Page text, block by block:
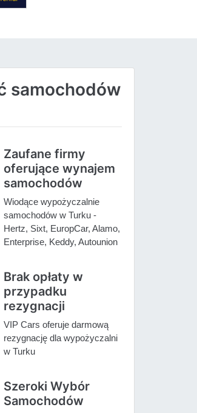
samochodów
Zaufane firmy
oferujące wynajem
samochodów
Wiodące wypożyczalnie
samochodów w Turku -
Hertz, Sixt, EuropCar, Alamo,
Enterprise, Keddy, Autounion
Brak opłaty w
przypadku
rezygnacji
VIP Cars oferuje darmową
rezygnację dla wypożyczalni
w Turku
Szeroki Wybór
Samochodów